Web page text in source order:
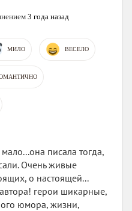
3 года назад
МИЛО ВЕСЕЛО
писала тогда,
Очень живые
о настоящей...
герои шикарные,
юмора, жизни,